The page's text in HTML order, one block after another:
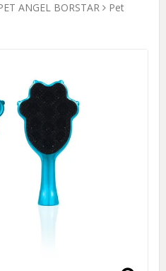
ANGEL BORSTAR
Pet